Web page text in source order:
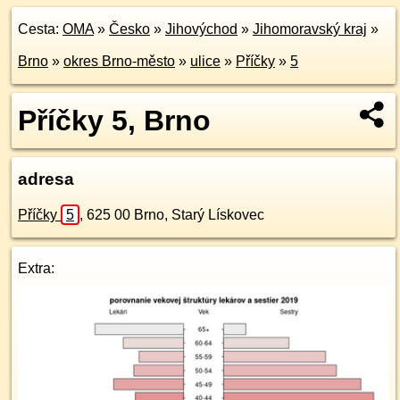
Cesta: OMA» Česko » Jihovýchod » Jihomoravský kraj »
Brno » okres Brno-město » ulice » Příčky » 5
Příčky 5, Brno
adresa
Příčky 5 , 625 00 Brno, Starý Lískovec
Extra: